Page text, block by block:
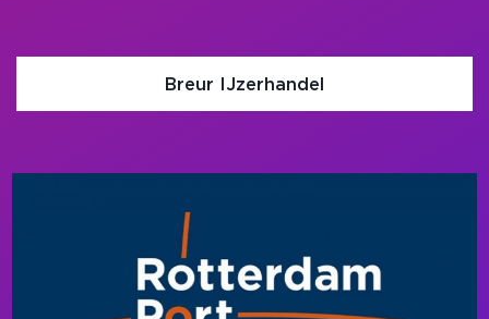
Breur IJzerhandel